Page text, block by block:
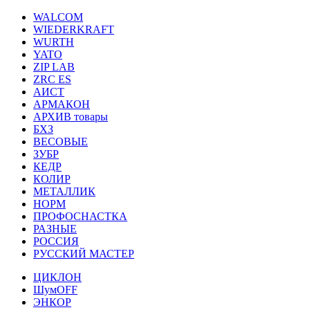
WALCOM
WIEDERKRAFT
WURTH
YATO
ZIP LAB
ZRC ES
АИСТ
АРМАКОН
АРХИВ товары
БХЗ
ВЕСОВЫЕ
ЗУБР
КЕДР
КОЛИР
МЕТАЛЛИК
НОРМ
ПРОФОСНАСТКА
РАЗНЫЕ
РОССИЯ
РУССКИЙ МАСТЕР
ЦИКЛОН
ШумOFF
ЭНКОР